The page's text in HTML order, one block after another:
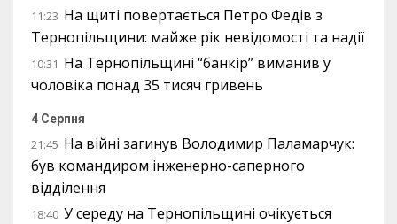
11:23 На щиті повертається Петро Федів з
Тернопільщини: майже рік невідомості та надії
10:31 На Тернопільщині “банкір” виманив у
чоловіка понад 35 тисяч гривень
4 Серпня
21:45 На війні загинув Володимир Паламарчук:
був командиром інженерно-саперного
відділення
18:40 У середу на Тернопільщині очікується